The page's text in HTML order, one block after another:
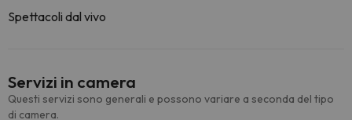
Spettacoli dal vivo
Servizi in camera
Questi servizi sono generali e possono variare a seconda del tipo
di camera.